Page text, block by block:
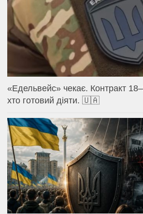
«Едельвейс» чекає. Контракт
хто готовий діяти. 🇺🇦